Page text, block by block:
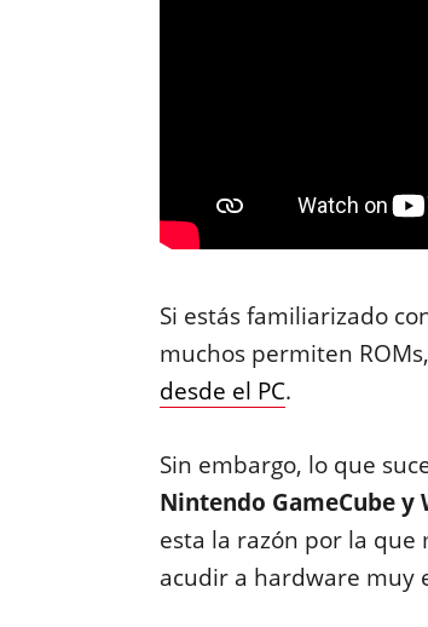
Si estás familiarizado
muchos permiten
desde el PC.
Sin embargo, lo que
Nintendo GameCube y
esta la razón por la que
acudir a hardware muy